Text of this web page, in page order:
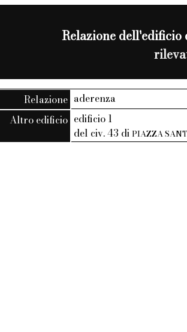
Relazione
Relazione aderenza
Altro edificio edificio 1
del civ. 43 diPIAZZA